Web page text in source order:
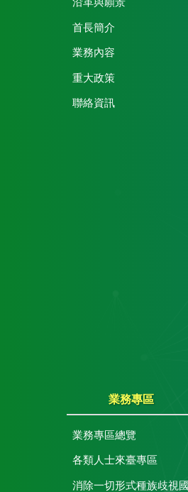
沿革與願景
首長簡介
業務內容
重大政策
聯絡資訊
業務專區
業務專區總覽
各類人士來臺專區
消除一切形式種族歧視國